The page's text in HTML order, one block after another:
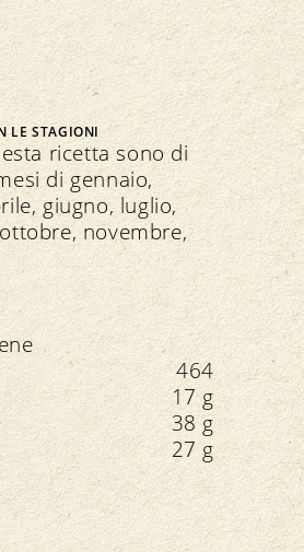
LE STAGIONI
ricetta sono di
di gennaio,
giugno, luglio,
novembre,
464
17 g
38 g
27 g